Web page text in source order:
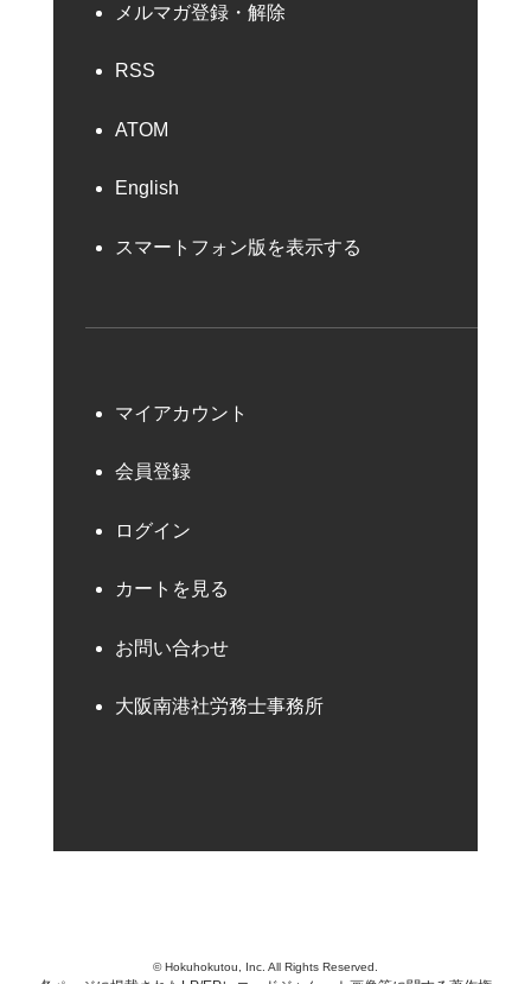
メルマガ登録・解除
RSS
ATOM
English
スマートフォン版を表示する
マイアカウント
会員登録
ログイン
カートを見る
お問い合わせ
大阪南港社労務士事務所
© Hokuhokutou, Inc. All Rights Reserved.